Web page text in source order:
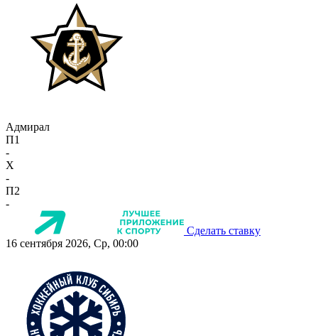
Адмирал
П1
-
X
-
П2
-
Сделать ставку
16 сентября 2026, Ср, 00:00